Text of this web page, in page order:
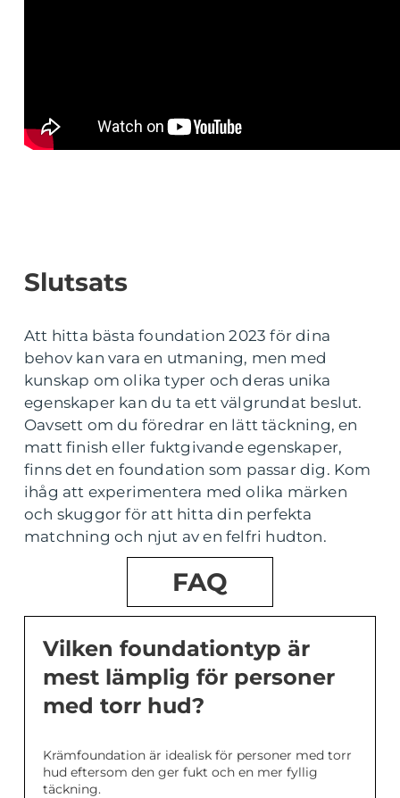
Slutsats
Att hitta bästa foundation 2023 för dina
behov kan vara en utmaning, men med
kunskap om olika typer och deras unika
egenskaper kan du ta ett välgrundat beslut.
Oavsett om du föredrar en lätt täckning, en
matt finish eller fuktgivande egenskaper,
finns det en foundation som passar dig. Kom
ihåg att experimentera med olika märken
och skuggor för att hitta din perfekta
matchning och njut av en felfri hudton.
FAQ
Vilken foundationtyp är
mest lämplig för personer
med torr hud?
Krämfoundation är idealisk för personer med torr
hud eftersom den ger fukt och en mer fyllig
täckning.